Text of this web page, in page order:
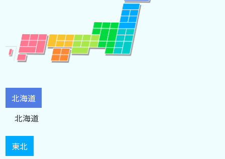
北海道
北海道
東北